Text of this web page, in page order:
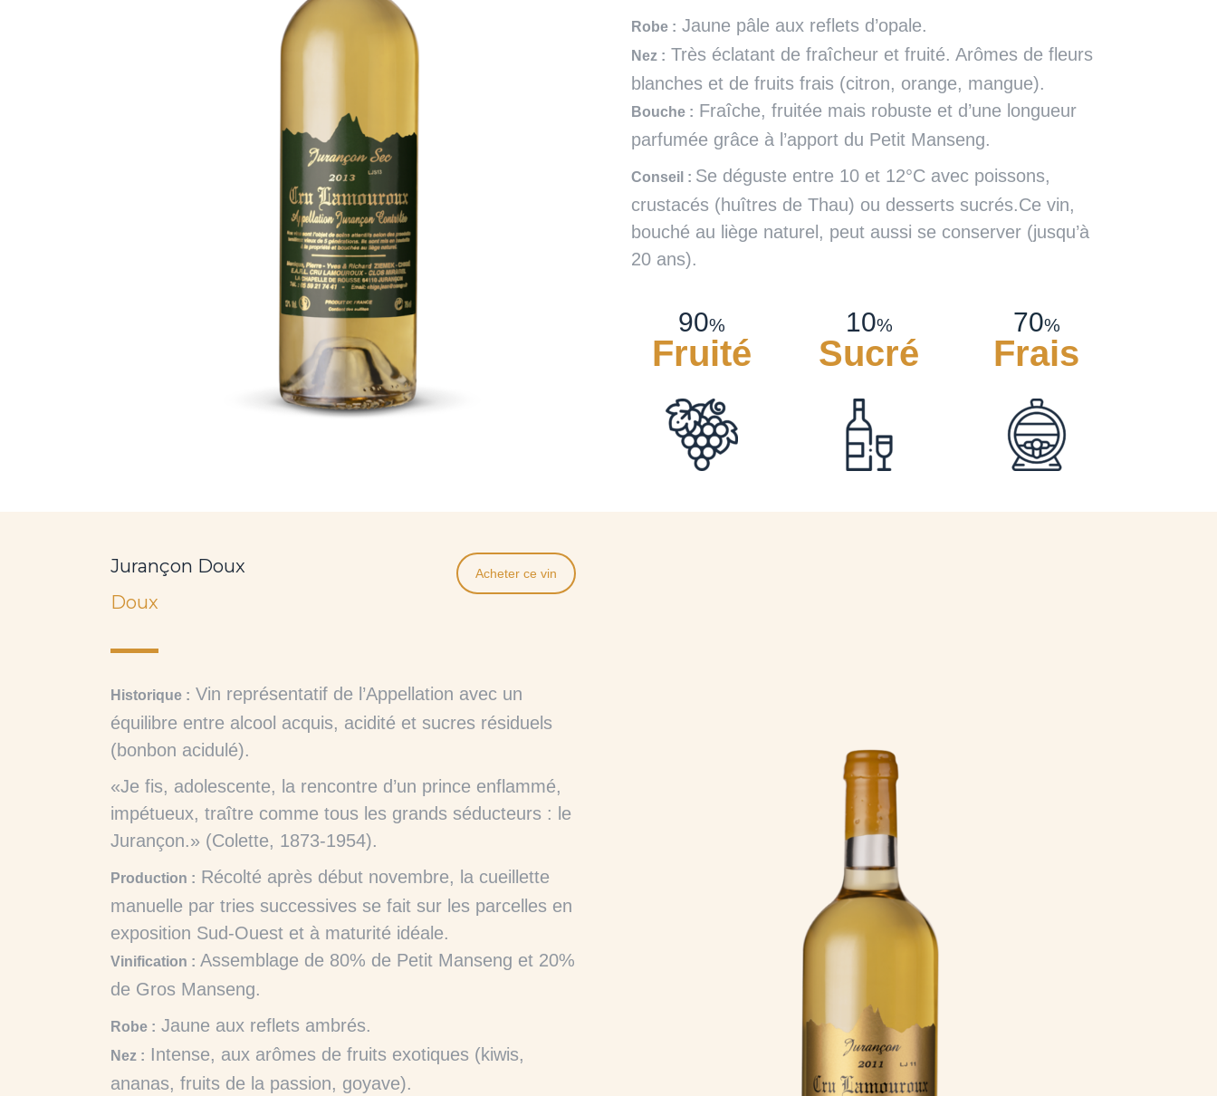
Robe : Jaune pâle aux reflets d’opale.
Nez : Très éclatant de fraîcheur et fruité. Arômes de fleurs
blanches et de fruits frais (citron, orange, mangue).
Bouche : Fraîche, fruitée mais robuste et d’une longueur
parfumée grâce à l’apport du Petit Manseng.
Conseil : Se déguste entre 10 et 12°C avec poissons,
crustacés (huîtres de Thau) ou desserts sucrés.Ce vin,
bouché au liège naturel, peut aussi se conserver (jusqu’à
20 ans).
90%
Fruité
10%
Sucré
70%
Frais
Jurançon Doux
Doux
Acheter ce vin
Historique : Vin représentatif de l’Appellation avec un
équilibre entre alcool acquis, acidité et sucres résiduels
(bonbon acidulé).
«Je fis, adolescente, la rencontre d’un prince enflammé,
impétueux, traître comme tous les grands séducteurs : le
Jurançon.» (Colette, 1873-1954).
Production : Récolté après début novembre, la cueillette
manuelle par tries successives se fait sur les parcelles en
exposition Sud-Ouest et à maturité idéale.
Vinification : Assemblage de 80% de Petit Manseng et 20%
de Gros Manseng.
Robe : Jaune aux reflets ambrés.
Nez : Intense, aux arômes de fruits exotiques (kiwis,
ananas, fruits de la passion, goyave).